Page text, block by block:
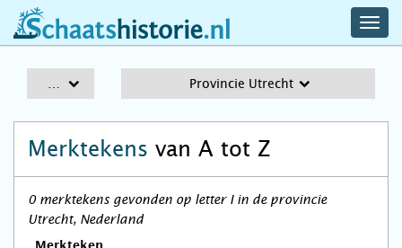
schaatshistorie.nl
Provincie Utrecht
Merktekens van A tot Z
0 merktekens gevonden op letter I in de provincie
Utrecht, Nederland